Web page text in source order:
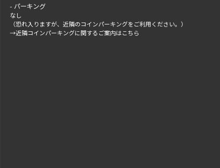
パーキング
なし
（恐れ入りますが、近隣のコインパーキングをご利用ください。）
→近隣コインパーキングに関するご案内はこちら